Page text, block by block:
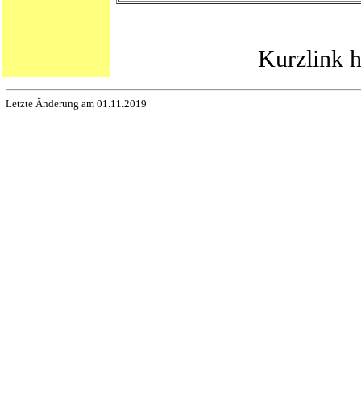
Kurzlink
Letzte Änderung am 01.11.2019